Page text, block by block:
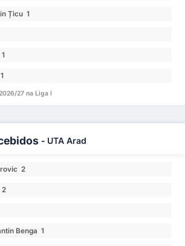
Țicu 1
27 na Liga I
- UTA Arad
2
2
Benga 1